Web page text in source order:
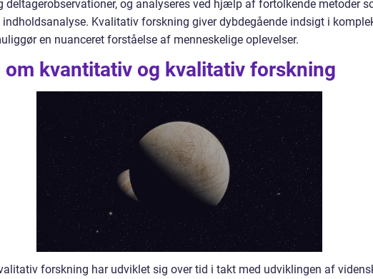
deltagerobservationer, og analyseres ved hjælp af fortolkende metoder
Kvalitativ forskning giver dybdegående indsigt i
en nuanceret forståelse af menneskelige oplevelser.
om kvantitativ og kvalitativ forskning
forskning har udviklet sig over tid i takt med udviklingen af